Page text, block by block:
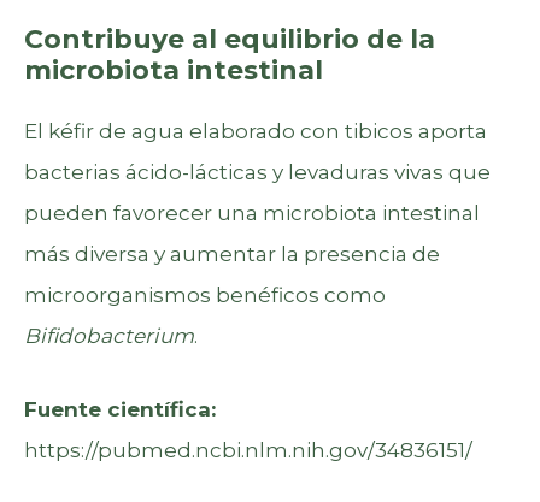
Contribuye al equilibrio de la
microbiota intestinal
El kéfir de agua elaborado con tibicos aporta
bacterias ácido-lácticas y levaduras vivas que
pueden favorecer una microbiota intestinal
más diversa y aumentar la presencia de
microorganismos benéficos como
Bifidobacterium.
Fuente científica:
https://pubmed.ncbi.nlm.nih.gov/34836151/